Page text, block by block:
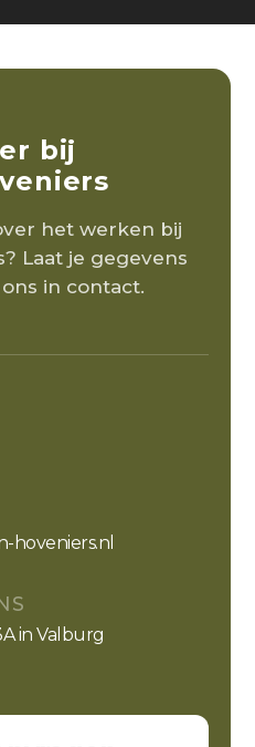
bij
het werken bij
Laat je gegevens
in contact.
hoveniers.nl
in Valburg